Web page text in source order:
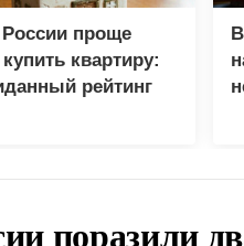
России проще
купить квартиру:
рейтинг
поразили